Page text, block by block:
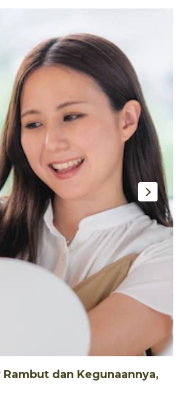
Rambut dan Kegunaannya,